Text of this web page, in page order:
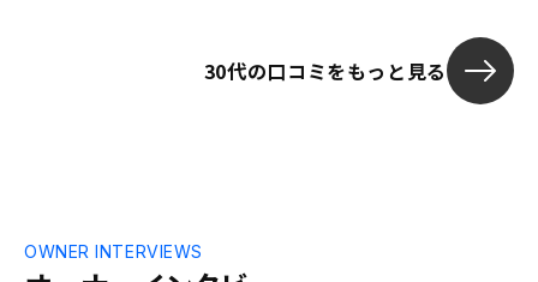
ところはなく、全体的に満足です。30代の口コミをもっと見る
OWNER INTERVIEWS